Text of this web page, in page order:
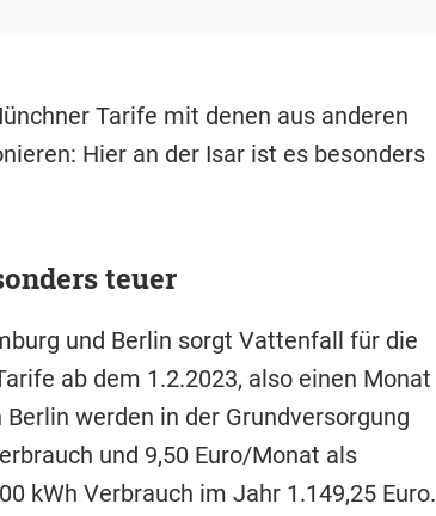
Tarife mit denen aus anderen
Hier an der Isar ist es besonders
teuer
und Berlin sorgt Vattenfall für die
ab dem 1.2.2023, also einen Monat
Berlin werden in der Grundversorgung
und 9,50 Euro/Monat als
kWh Verbrauch im Jahr 1.149,25 Euro.